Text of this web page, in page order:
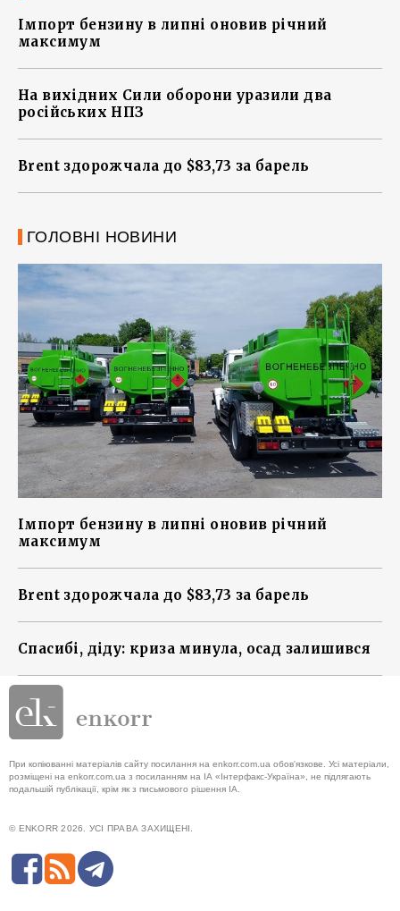
Імпорт бензину в липні оновив річний
максимум
На вихідних Сили оборони уразили два
російських НПЗ
Brent здорожчала до $83,73 за барель
ГОЛОВНІ НОВИНИ
Імпорт бензину в липні оновив річний
максимум
Brent здорожчала до $83,73 за барель
Спасибі, діду: криза минула, осад залишився
При копіюванні матеріалів сайту посилання на enkorr.com.ua обов'язкове. Усі матеріали,
розміщені на enkorr.com.ua з посиланням на ІА «Інтерфакс-Україна», не підлягають
подальшій публікації, крім як з письмового рішення ІА.
© ENKORR 2026. УСІ ПРАВА ЗАХИЩЕНІ.